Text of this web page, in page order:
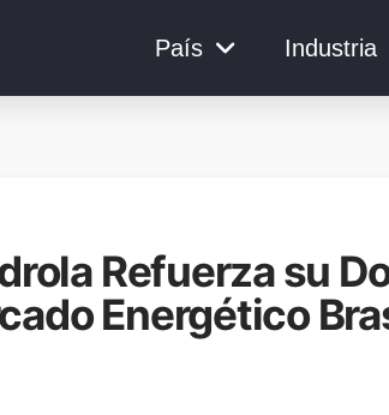
País Industria
Refuerza su
Energético